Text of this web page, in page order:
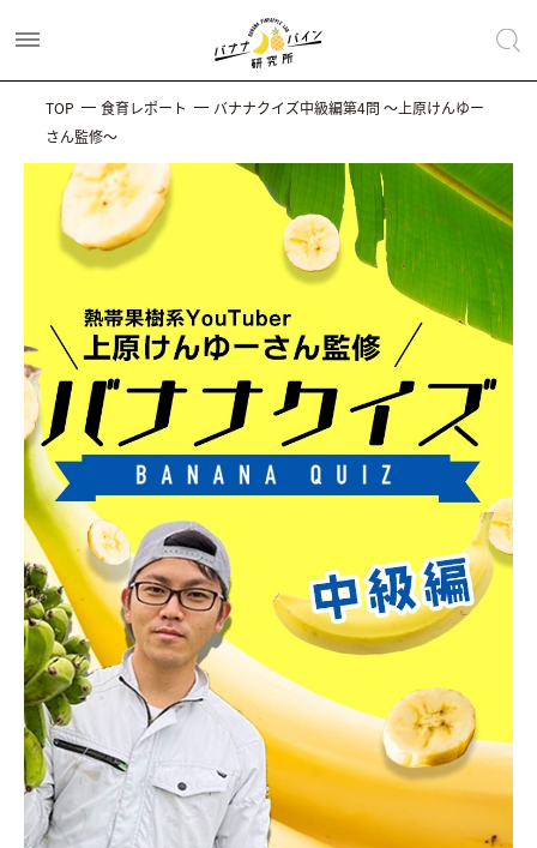
TOP 食育レポート
バナナクイズ中級編第4問 〜上原けんゆー
さん監修〜